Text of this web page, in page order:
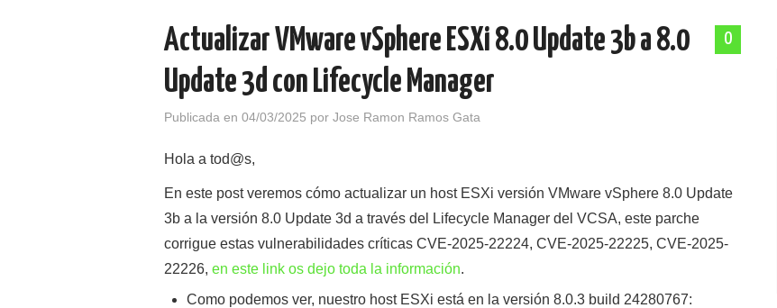
0
Actualizar VMware vSphere ESXi 8.0 Update 3b a 8.0
Update 3d con Lifecycle Manager
Publicada en 04/03/2025 por Jose Ramon Ramos Gata
Hola a tod@s,
En este post veremos cómo actualizar un host ESXi versión VMware vSphere 8.0 Update
3b a la versión 8.0 Update 3d a través del Lifecycle Manager del VCSA, este parche
corrigue estas vulnerabilidades críticas CVE-2025-22224, CVE-2025-22225, CVE-2025-
22226, en este link os dejo toda la información.
Como podemos ver, nuestro host ESXi está en la versión 8.0.3 build 24280767: